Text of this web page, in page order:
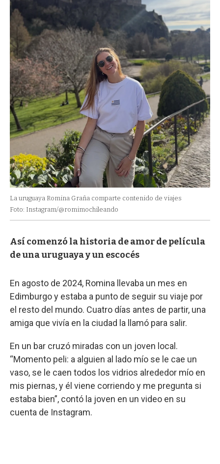
La uruguaya Romina Graña comparte contenido de viajes
Foto: Instagram/@romimochileando
Así comenzó la historia de amor de película
de una uruguaya y un escocés
En agosto de 2024, Romina llevaba un mes en
Edimburgo y estaba a punto de seguir su viaje por
el resto del mundo. Cuatro días antes de partir, una
amiga que vivía en la ciudad la llamó para salir.
En un bar cruzó miradas con un joven local.
“Momento peli: a alguien al lado mío se le cae un
vaso, se le caen todos los vidrios alrededor mío en
mis piernas, y él viene corriendo y me pregunta si
estaba bien”, contó la joven en un video en su
cuenta de Instagram.